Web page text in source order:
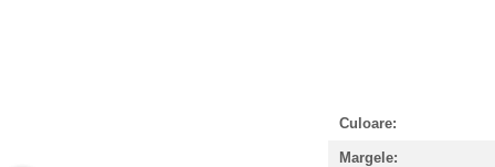
Culoare:
Margele: